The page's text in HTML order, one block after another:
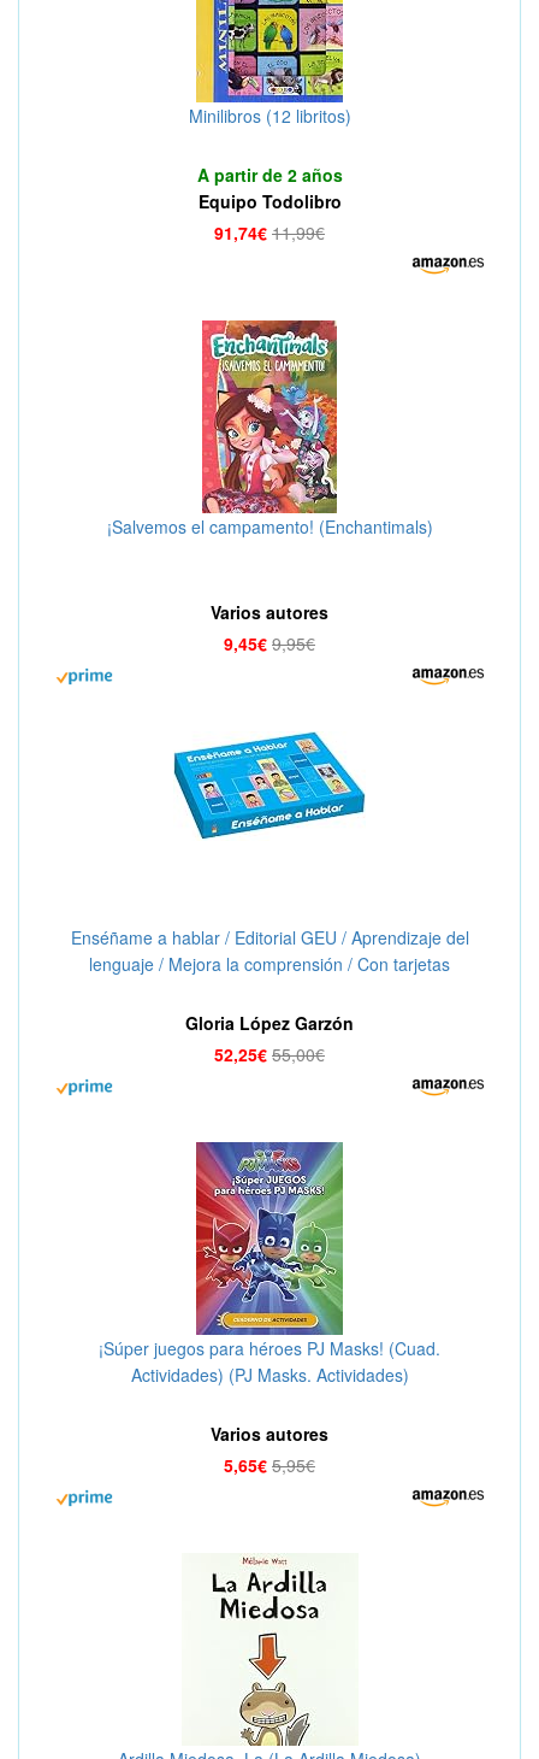
Minilibros (12 libritos)
A partir de 2 años
Equipo Todolibro
91,74€ 11,99€
¡Salvemos el campamento! (Enchantimals)
Varios autores
9,45€ 9,95€
Enséñame a hablar / Editorial GEU / Aprendizaje del
lenguaje / Mejora la comprensión / Con tarjetas
Gloria López Garzón
52,25€ 55,00€
¡Súper juegos para héroes PJ Masks! (Cuad.
Actividades) (PJ Masks. Actividades)
Varios autores
5,65€ 5,95€